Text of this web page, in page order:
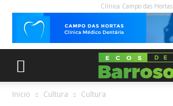
Clínica Campo das Hortas
Inicio Cultura Cultura